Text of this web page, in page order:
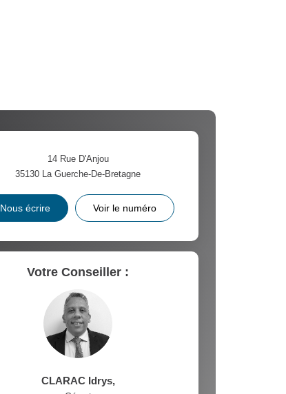
14 Rue D'Anjou
35130 La Guerche-De-Bretagne
Nous écrire Voir le numéro
Votre Conseiller :
CLARAC Idrys,